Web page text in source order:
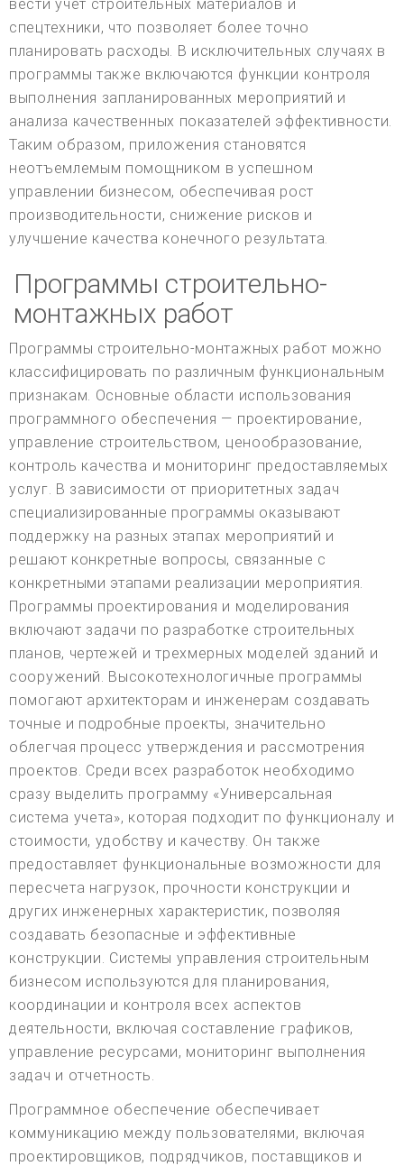
вести учет строительных материалов и
спецтехники, что позволяет более точно
планировать расходы. В исключительных случаях в
программы также включаются функции контроля
выполнения запланированных мероприятий и
анализа качественных показателей эффективности.
Таким образом, приложения становятся
неотъемлемым помощником в успешном
управлении бизнесом, обеспечивая рост
производительности, снижение рисков и
улучшение качества конечного результата.
Программы строительно-
монтажных работ
Программы строительно-монтажных работ можно
классифицировать по различным функциональным
признакам. Основные области использования
программного обеспечения — проектирование,
управление строительством, ценообразование,
контроль качества и мониторинг предоставляемых
услуг. В зависимости от приоритетных задач
специализированные программы оказывают
поддержку на разных этапах мероприятий и
решают конкретные вопросы, связанные с
конкретными этапами реализации мероприятия.
Программы проектирования и моделирования
включают задачи по разработке строительных
планов, чертежей и трехмерных моделей зданий и
сооружений. Высокотехнологичные программы
помогают архитекторам и инженерам создавать
точные и подробные проекты, значительно
облегчая процесс утверждения и рассмотрения
проектов. Среди всех разработок необходимо
сразу выделить программу «Универсальная
система учета», которая подходит по функционалу и
стоимости, удобству и качеству. Он также
предоставляет функциональные возможности для
пересчета нагрузок, прочности конструкции и
других инженерных характеристик, позволяя
создавать безопасные и эффективные
конструкции. Системы управления строительным
бизнесом используются для планирования,
координации и контроля всех аспектов
деятельности, включая составление графиков,
управление ресурсами, мониторинг выполнения
задач и отчетность.
Программное обеспечение обеспечивает
коммуникацию между пользователями, включая
проектировщиков, подрядчиков, поставщиков и